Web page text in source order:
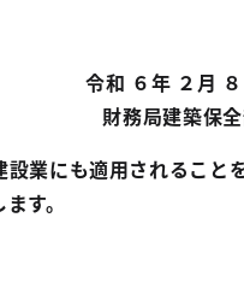
令和 ６年 ２月
財務局建築保
業にも適用されること
す。